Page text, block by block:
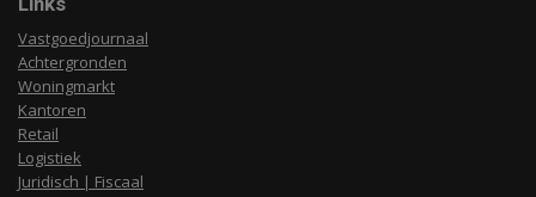
Vastgoedjournaal
Achtergronden
Woningmarkt
Kantoren
Retail
Logistiek
Juridisch | Fiscaal